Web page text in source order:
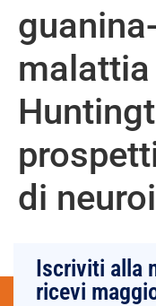
di
Iscriviti alla
ricevi